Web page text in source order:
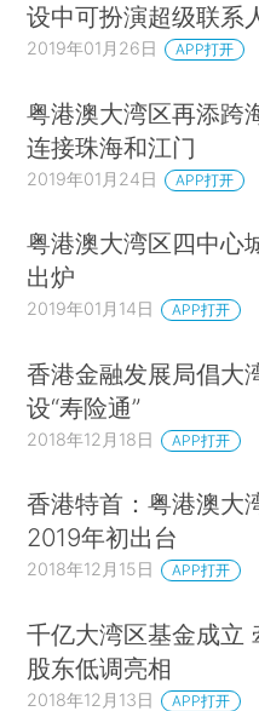
设中可扮演超级联系
2019年01月26日 APP打开
粤港澳大湾区再添跨
连接珠海和江门
2019年01月24日 APP打开
粤港澳大湾区四中心
出炉
2019年01月14日 APP打开
香港金融发展局倡大
设“寿险通”
2018年12月18日 APP打开
香港特首：粤港澳大
2019年初出台
2018年12月15日 APP打开
千亿大湾区基金成立
股东低调亮相
2018年12月13日 APP打开